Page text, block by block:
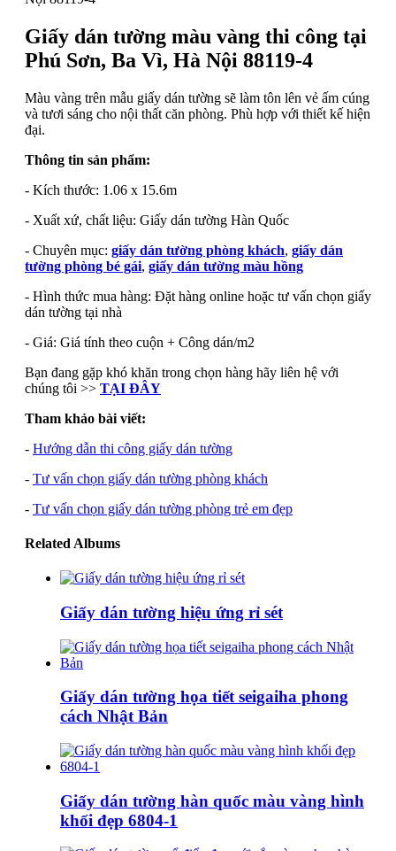
Giấy dán tường màu vàng thi công tại
Phú Sơn, Ba Vì, Hà Nội 88119-4
Màu vàng trên mẫu giấy dán tường sẽ làm tôn lên vẻ ấm cúng
và tươi sáng cho nội thất căn phòng. Phù hợp với thiết kế hiện
đại.
Thông tin sản phẩm:
- Kích thước: 1.06 x 15.6m
- Xuất xứ, chất liệu: Giấy dán tường Hàn Quốc
- Chuyên mục: giấy dán tường phòng khách, giấy dán
tường phòng bé gái, giấy dán tường màu hồng
- Hình thức mua hàng: Đặt hàng online hoặc tư vấn chọn giấy
dán tường tại nhà
- Giá: Giá tính theo cuộn + Công dán/m2
Bạn đang gặp khó khăn trong chọn hàng hãy liên hệ với
chúng tôi >> TẠI ĐÂY
Tham khảo bài viết:
- Hướng dẫn thi công giấy dán tường
- Tư vấn chọn giấy dán tường phòng khách
- Tư vấn chọn giấy dán tường phòng trẻ em đẹp
Related Albums
Giấy dán tường hiệu ứng rỉ sét
Giấy dán tường họa tiết seigaiha phong
cách Nhật Bản
Giấy dán tường hàn quốc màu vàng hình
khối đẹp 6804-1